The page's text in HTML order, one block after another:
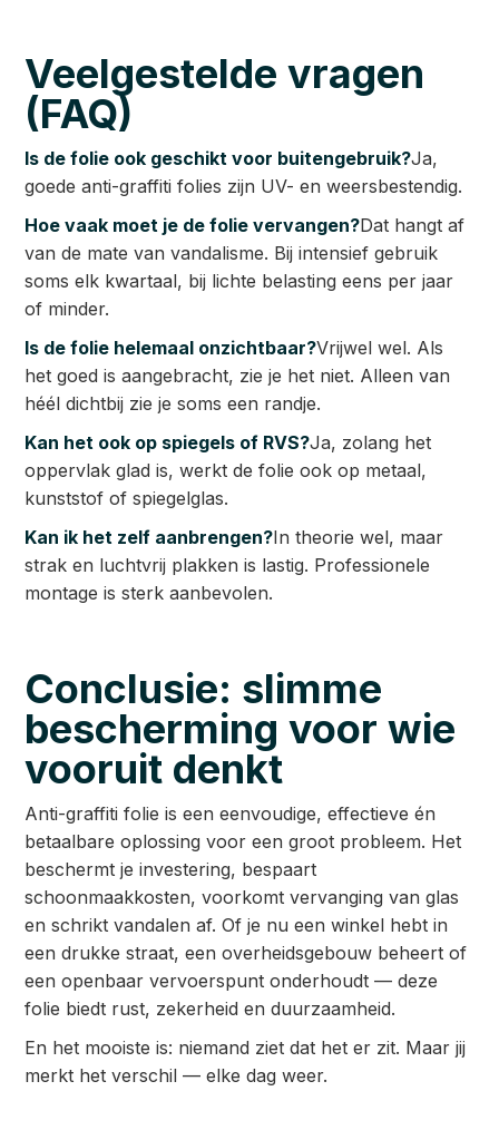
Veelgestelde vragen
(FAQ)
Is de folie ook geschikt voor buitengebruik?Ja,
goede anti-graffiti folies zijn UV- en weersbestendig.
Hoe vaak moet je de folie vervangen?Dat hangt af
van de mate van vandalisme. Bij intensief gebruik
soms elk kwartaal, bij lichte belasting eens per jaar
of minder.
Is de folie helemaal onzichtbaar?Vrijwel wel. Als
het goed is aangebracht, zie je het niet. Alleen van
héél dichtbij zie je soms een randje.
Kan het ook op spiegels of RVS?Ja, zolang het
oppervlak glad is, werkt de folie ook op metaal,
kunststof of spiegelglas.
Kan ik het zelf aanbrengen?In theorie wel, maar
strak en luchtvrij plakken is lastig. Professionele
montage is sterk aanbevolen.
Conclusie: slimme
bescherming voor wie
vooruit denkt
Anti-graffiti folie is een eenvoudige, effectieve én
betaalbare oplossing voor een groot probleem. Het
beschermt je investering, bespaart
schoonmaakkosten, voorkomt vervanging van glas
en schrikt vandalen af. Of je nu een winkel hebt in
een drukke straat, een overheidsgebouw beheert of
een openbaar vervoerspunt onderhoudt — deze
folie biedt rust, zekerheid en duurzaamheid.
En het mooiste is: niemand ziet dat het er zit. Maar jij
merkt het verschil — elke dag weer.